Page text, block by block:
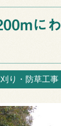
にわ
り・防草工事